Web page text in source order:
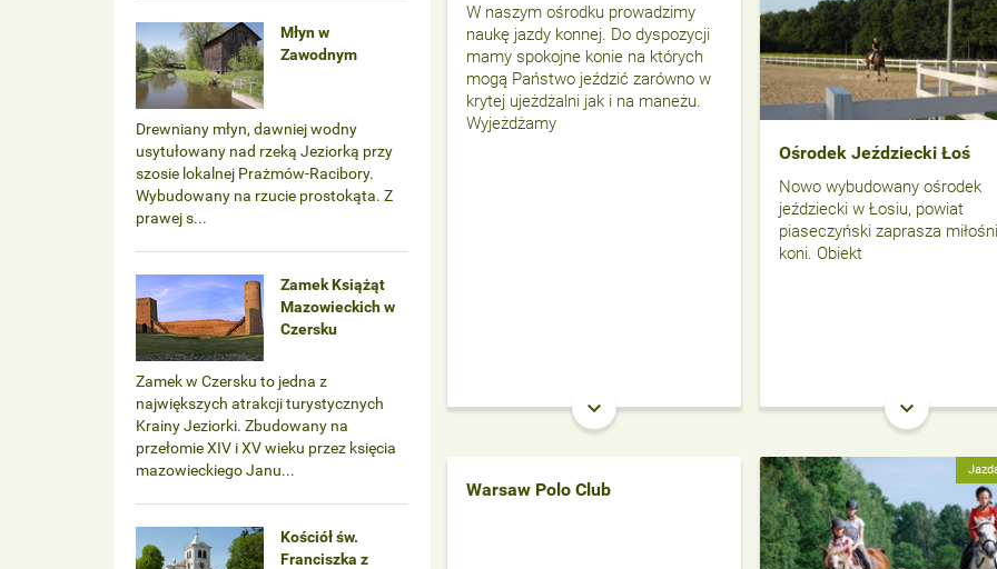
Młyn w
Zawodnym
Drewniany młyn, dawniej wodny
usytułowany nad rzeką Jeziorką przy
szosie lokalnej Prażmów-Racibory.
Wybudowany na rzucie prostokąta. Z
prawej s...
Zamek Książąt
Mazowieckich w
Czersku
Zamek w Czersku to jedna z
największych atrakcji turystycznych
Krainy Jeziorki. Zbudowany na
przełomie XIV i XV wieku przez księcia
mazowieckiego Janu...
Kościół św.
Franciszka z
W naszym ośrodku prowadzimy
naukę jazdy konnej. Do dyspozycji
mamy spokojne konie na których
mogą Państwo jeździć zarówno w
krytej ujeżdżalni jak i na maneżu.
Wyjeżdżamy
keyboard_arrow_down
Ośrodek Jeździecki Łoś
Nowo wybudowany ośrodek
jeździecki w Łosiu, powiat
piaseczyński zaprasza
koni. Obiekt
keyboard_arrow_down
Warsaw Polo Club